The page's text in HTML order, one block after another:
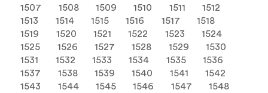
1507
1508 1509 1510 1511
1512
1513
1514 1515 1516 1517
1518
1519
1520 1521 1522 1523
1524
1525
1526 1527 1528 1529
1530
1531
1532 1533 1534 1535
1536
1537
1538 1539 1540 1541
1542
1543
1544 1545 1546 1547
1548